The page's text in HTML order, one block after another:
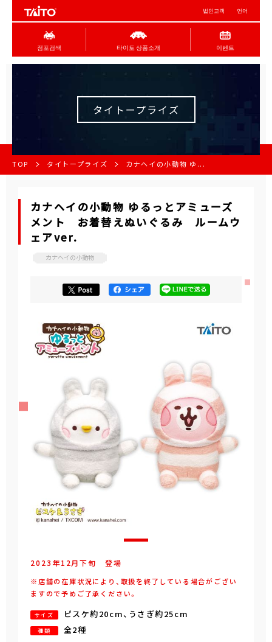
법인고객 언어
점포검색 타이토 상품소개 이벤트
タイトープライズ
TOP タイトープライズ カナヘイの小動物 ゆ...
カナヘイの小動物 ゆるっとアミューズ
メント お着替えぬいぐるみ ルームウ
ェアver.
カナヘイの小動物
2023年12月下旬 登場
※店舗の在庫状況により、取扱を終了している場合がござい
ますので予めご了承ください。
サイズ ピスケ約20cm、うさぎ約25cm
種類 全2種